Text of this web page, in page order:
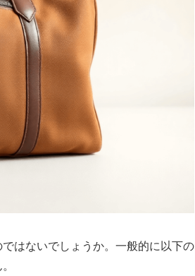
はないでしょうか。一般的に以下の